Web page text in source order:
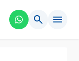
search menu